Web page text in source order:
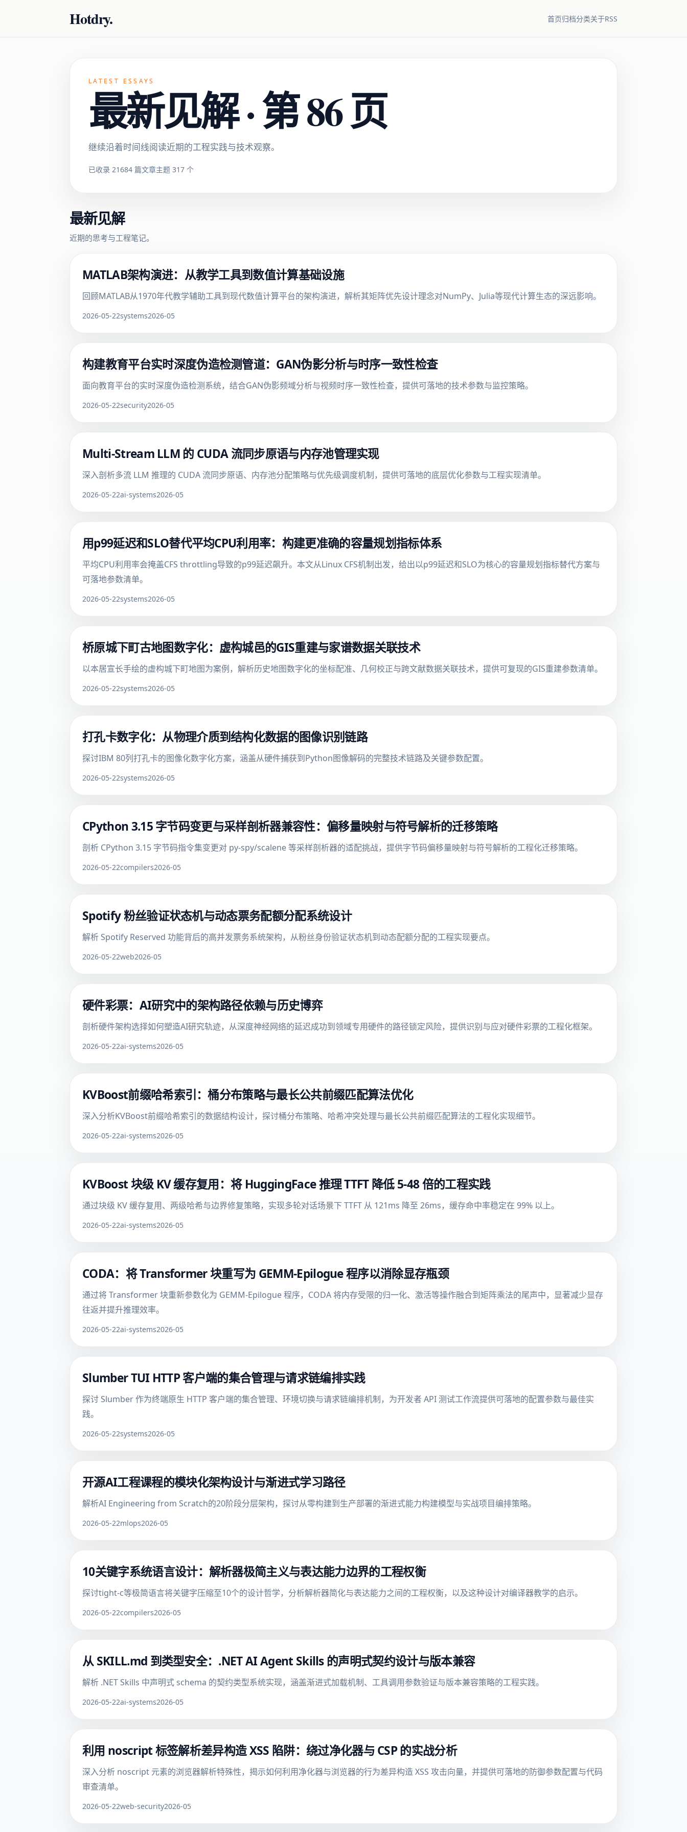
Hotdry. 首页归档分类关于RSS
LATEST ESSAYS
最新见解 · 第 86 页
继续沿着时间线阅读近期的工程实践与技术观察。
已收录 21684 篇文章主题 317 个
最新见解
近期的思考与工程笔记。
MATLAB架构演进：从教学工具到数值计算基础设施
回顾MATLAB从1970年代教学辅助工具到现代数值计算平台的架构演进，解析其矩阵优先设计理念对NumPy、Julia等现代计算生态的深远影响。
2026-05-22systems2026-05
构建教育平台实时深度伪造检测管道：GAN伪影分析与时序一致性检查
面向教育平台的实时深度伪造检测系统，结合GAN伪影频域分析与视频时序一致性检查，提供可落地的技术参数与监控策略。
2026-05-22security2026-05
Multi-Stream LLM 的 CUDA 流同步原语与内存池管理实现
深入剖析多流 LLM 推理的 CUDA 流同步原语、内存池分配策略与优先级调度机制，提供可落地的底层优化参数与工程实现清单。
2026-05-22ai-systems2026-05
用p99延迟和SLO替代平均CPU利用率：构建更准确的容量规划指标体系
平均CPU利用率会掩盖CFS throttling导致的p99延迟飙升。本文从Linux CFS机制出发，给出以p99延迟和SLO为核心的容量规划指标替代方案与
可落地参数清单。
2026-05-22systems2026-05
桥原城下町古地图数字化：虚构城邑的GIS重建与家谱数据关联技术
以本居宣长手绘的虚构城下町地图为案例，解析历史地图数字化的坐标配准、几何校正与跨文献数据关联技术，提供可复现的GIS重建参数清单。
2026-05-22systems2026-05
打孔卡数字化：从物理介质到结构化数据的图像识别链路
探讨IBM 80列打孔卡的图像化数字化方案，涵盖从硬件捕获到Python图像解码的完整技术链路及关键参数配置。
2026-05-22systems2026-05
CPython 3.15 字节码变更与采样剖析器兼容性：偏移量映射与符号解析的迁移策略
剖析 CPython 3.15 字节码指令集变更对 py-spy/scalene 等采样剖析器的适配挑战，提供字节码偏移量映射与符号解析的工程化迁移策略。
2026-05-22compilers2026-05
Spotify 粉丝验证状态机与动态票务配额分配系统设计
解析 Spotify Reserved 功能背后的高并发票务系统架构，从粉丝身份验证状态机到动态配额分配的工程实现要点。
2026-05-22web2026-05
硬件彩票：AI研究中的架构路径依赖与历史博弈
剖析硬件架构选择如何塑造AI研究轨迹，从深度神经网络的延迟成功到领域专用硬件的路径锁定风险，提供识别与应对硬件彩票的工程化框架。
2026-05-22ai-systems2026-05
KVBoost前缀哈希索引：桶分布策略与最长公共前缀匹配算法优化
深入分析KVBoost前缀哈希索引的数据结构设计，探讨桶分布策略、哈希冲突处理与最长公共前缀匹配算法的工程化实现细节。
2026-05-22ai-systems2026-05
KVBoost 块级 KV 缓存复用：将 HuggingFace 推理 TTFT 降低 5-48 倍的工程实践
通过块级 KV 缓存复用、两级哈希与边界修复策略，实现多轮对话场景下 TTFT 从 121ms 降至 26ms，缓存命中率稳定在 99% 以上。
2026-05-22ai-systems2026-05
CODA：将 Transformer 块重写为 GEMM-Epilogue 程序以消除显存瓶颈
通过将 Transformer 块重新参数化为 GEMM-Epilogue 程序，CODA 将内存受限的归一化、激活等操作融合到矩阵乘法的尾声中，显著减少显存
往返并提升推理效率。
2026-05-22ai-systems2026-05
Slumber TUI HTTP 客户端的集合管理与请求链编排实践
探讨 Slumber 作为终端原生 HTTP 客户端的集合管理、环境切换与请求链编排机制，为开发者 API 测试工作流提供可落地的配置参数与最佳实
践。
2026-05-22systems2026-05
开源AI工程课程的模块化架构设计与渐进式学习路径
解析AI Engineering from Scratch的20阶段分层架构，探讨从零构建到生产部署的渐进式能力构建模型与实战项目编排策略。
2026-05-22mlops2026-05
10关键字系统语言设计：解析器极简主义与表达能力边界的工程权衡
探讨tight-c等极简语言将关键字压缩至10个的设计哲学，分析解析器简化与表达能力之间的工程权衡，以及这种设计对编译器教学的启示。
2026-05-22compilers2026-05
从 SKILL.md 到类型安全：.NET AI Agent Skills 的声明式契约设计与版本兼容
解析 .NET Skills 中声明式 schema 的契约类型系统实现，涵盖渐进式加载机制、工具调用参数验证与版本兼容策略的工程实践。
2026-05-22ai-systems2026-05
利用 noscript 标签解析差异构造 XSS 陷阱：绕过净化器与 CSP 的实战分析
深入分析 noscript 元素的浏览器解析特殊性，揭示如何利用净化器与浏览器的行为差异构造 XSS 攻击向量，并提供可落地的防御参数配置与代码
审查清单。
2026-05-22web-security2026-05